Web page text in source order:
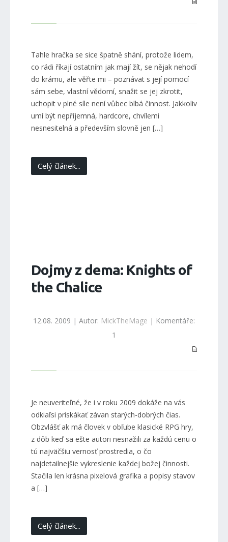
Tahle hračka se sice špatně shání, protože lidem,
co rádi říkají ostatním jak mají žít, se nějak nehodí
do krámu, ale věřte mi – poznávat s její pomocí
sám sebe, vlastní vědomí, snažit se jej zkrotit,
uchopit v plné síle není vůbec blbá činnost. Jakkoliv
umí být nepříjemná, hardcore, chvílemi
nesnesitelná a především slovně jen […]
Celý článek...
Dojmy z dema: Knights of
the Chalice
12.08. 2009 | Autor: MickTheMage | Komentáře:
1
Je neuveriteľné, že i v roku 2009 dokáže na vás
odkiaľsi priskákať závan starých-dobrých čias.
Obzvlášť ak má človek v obľube klasické RPG hry,
z dôb keď sa ešte autori nesnažili za každú cenu o
tú najväčšiu vernosť prostredia, o čo
najdetailnejšie vykreslenie každej božej činnosti.
Stačila len krásna pixelová grafika a popisy stavov
a […]
Celý článek...